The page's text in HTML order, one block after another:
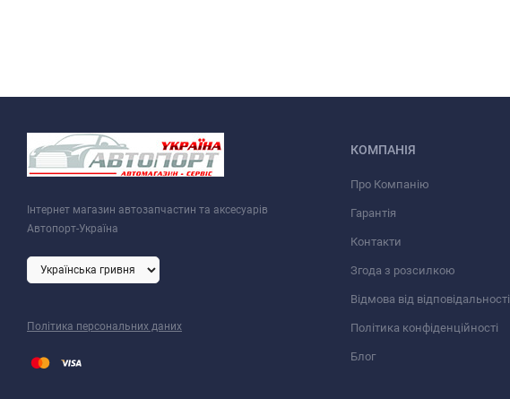
Інтернет магазин автозапчастин та аксесуарів
Автопорт-Україна
Політика персональних даних
КОМПАНІЯ
Про Компанію
Гарантія
Контакти
Згода з розсилкою
Відмова від відповідальності
Політика конфіденційності
Блог